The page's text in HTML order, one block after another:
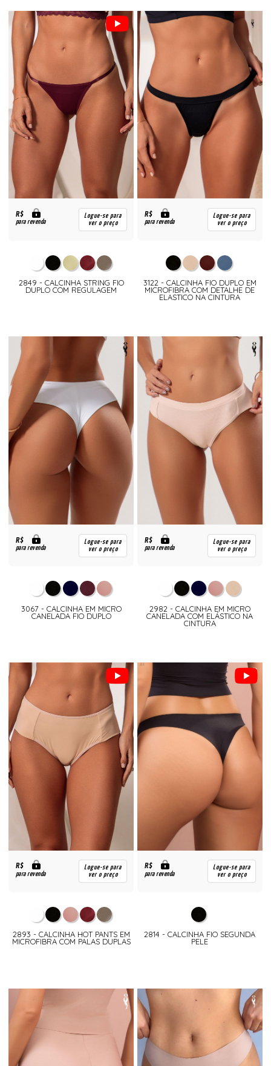
R$
para revenda
Logue-se para
ver o preço
2849 - CALCINHA STRING FIO
DUPLO COM REGULAGEM
R$
para revenda
Logue-se para
ver o preço
3122 - CALCINHA FIO DUPLO EM
MICROFIBRA COM DETALHE DE
ELASTICO NA CINTURA
R$
para revenda
Logue-se para
ver o preço
3067 - CALCINHA EM MICRO
CANELADA FIO DUPLO
R$
para revenda
Logue-se para
ver o preço
2982 - CALCINHA EM MICRO
CANELADA COM ELÁSTICO NA
CINTURA
R$
para revenda
Logue-se para
ver o preço
2893 - CALCINHA HOT PANTS EM
MICROFIBRA COM PALAS DUPLAS
R$
para revenda
Logue-se para
ver o preço
2814 - CALCINHA FIO SEGUNDA
PELE